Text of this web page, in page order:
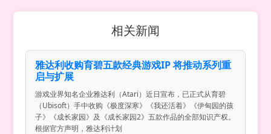
相关新闻
雅达利收购育碧五款经典游戏IP 将推动系列重
启与扩展
游戏业界知名企业雅达利（Atari）近日宣布，已正式从育碧
（Ubisoft）手中收购《极度深寒》《我还活着》《伊甸园的孩
子》《成长家园》及《成长家园2》五款作品的全部知识产权。
根据官方声明，雅达利计划